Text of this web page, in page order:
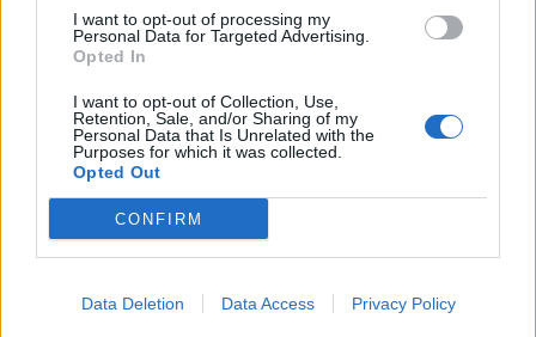
I want to opt-out of processing my
Personal Data for Targeted Advertising.
Opted In
I want to opt-out of Collection, Use,
Retention, Sale, and/or Sharing of my
Personal Data that Is Unrelated with the
Purposes for which it was collected.
Opted Out
CONFIRM
Data Deletion Data Access Privacy Policy
scientifica in Italia preoccupa
ormai da anni.
I rullini sviluppati la notte stessa
dalla Scientifica
30/01/2011